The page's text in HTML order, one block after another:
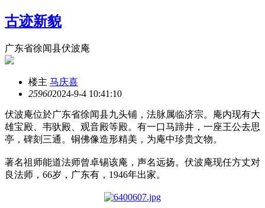
古迹新貌
广东省徐闻县伏波庵
楼主 马庆喜
259602024-9-4 10:41:10
伏波庵位於广东省徐闻县九头铺，法脉属临济宗。庵内现有大
雄宝殿、韦驮殿、观音殿等殿。有一口马蹄井，一座王公去思
亭，碑刻三通。铜佛像造形精美，为庵中珍贵文物。
著名祖师能道法师曾卓锡该庵，声名远扬。伏波庵现任方丈对
良法师，66岁，广东有，1946年出家。